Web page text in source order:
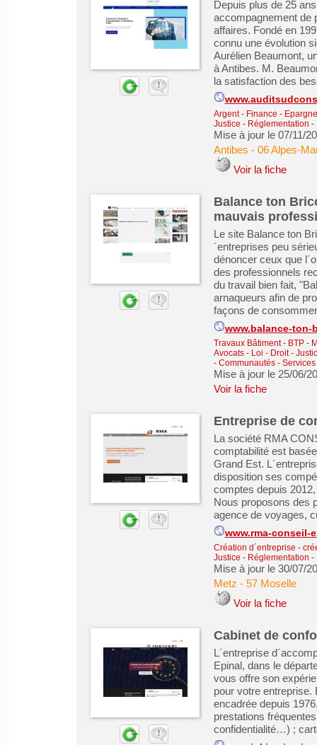
Depuis plus de 25
accompagnement de
affaires. Fondé en
connu une évolution
Aurélien Beaumont,
à Antibes. M.
la satisfaction des
Argent - Finance -
Justice - Réglementation -
Mise à jour le 07/11/
Antibes - 06 Alpes-
Voir la fiche
Balance ton
mauvais
Le site Balance ton
´entreprises peu
dénoncer ceux que
des professionnels
du travail bien fait,
arnaqueurs afin de
façons de
www.balance-ton-
Travaux Bâtiment - BTP -
Avocats - Loi - Droit -
- Communautés-
Mise à jour le 25/06/
Voir la fiche
Entreprise de
La société RMA
comptabilité est
Grand Est.
disposition ses
comptes depuis
Nous proposons des
agence de voyages,
www.rma-conseil-
Création d´entreprise -
Justice - Réglementation -
Mise à jour le 30/07/
Metz - 57 Moselle
Voir la fiche
Cabinet de
L´entreprise
Epinal, dans le
vous offre son
pour votre entreprise.
encadrée depuis
prestations
confidentialité…) ;